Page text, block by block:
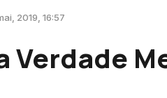
2019, 16:57
Verdade